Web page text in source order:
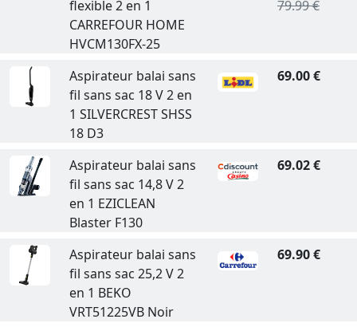
flexible 2 en 1
CARREFOUR HOME
HVCM130FX-25
79.99 €
Aspirateur balai sans
fil sans sac 18 V 2 en
1 SILVERCREST SHSS
18 D3
69.00 €
Aspirateur balai sans
fil sans sac 14,8 V 2
en 1 EZICLEAN
Blaster F130
69.02 €
Aspirateur balai sans
fil sans sac 25,2 V 2
en 1 BEKO
VRT51225VB Noir
69.90 €